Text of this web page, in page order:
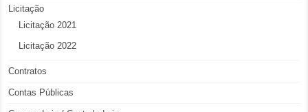
Licitação
Licitação 2021
Licitação 2022
Contratos
Contas Públicas